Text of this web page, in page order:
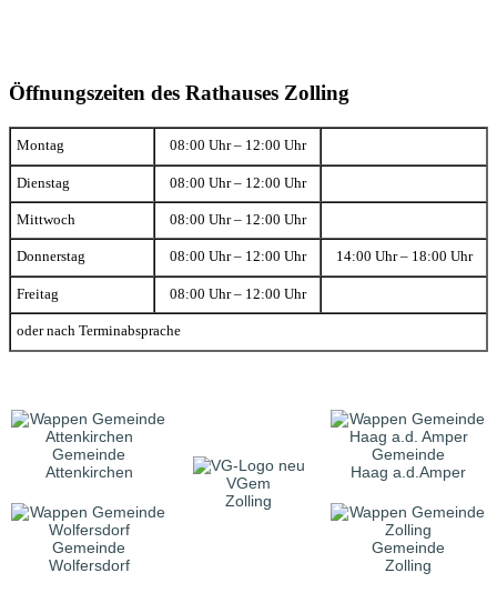
Öffnungszeiten des Rathauses Zolling
Montag 08:00 Uhr – 12:00 Uhr
Dienstag 08:00 Uhr – 12:00 Uhr
Mittwoch 08:00 Uhr – 12:00 Uhr
Donnerstag 08:00 Uhr – 12:00 Uhr 14:00 Uhr – 18:00 Uhr
Freitag 08:00 Uhr – 12:00 Uhr
oder nach Terminabsprache
Gemeinde
Attenkirchen
VGem
Zolling
Gemeinde
Haag a.d.Amper
Gemeinde
Wolfersdorf
Gemeinde
Zolling